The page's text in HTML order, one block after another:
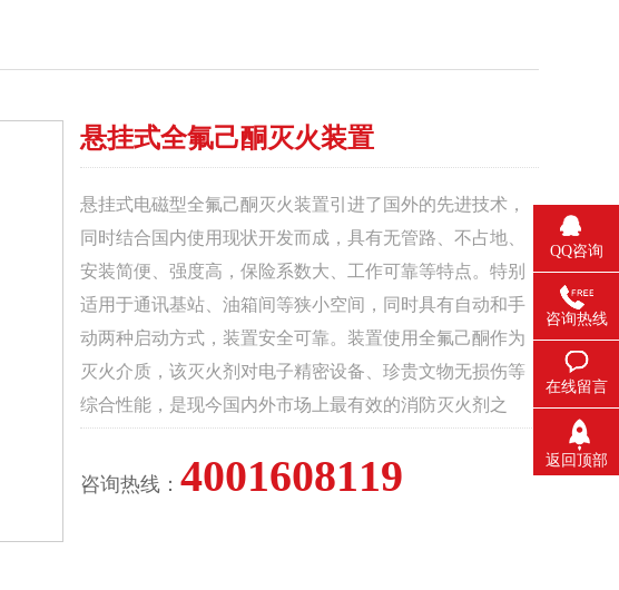
悬挂式全氟己酮灭火装置
悬挂式电磁型全氟己酮灭火装置引进了国外的先进技术，
同时结合国内使用现状开发而成，具有无管路、不占地、
安装简便、强度高，保险系数大、工作可靠等特点。特别
适用于通讯基站、油箱间等狭小空间，同时具有自动和手
动两种启动方式，装置安全可靠。装置使用全氟己酮作为
灭火介质，该灭火剂对电子精密设备、珍贵文物无损伤等
综合性能，是现今国内外市场上最有效的消防灭火剂之
咨询热线： 4001608119
QQ咨询
咨询热线
在线留言
返回顶部